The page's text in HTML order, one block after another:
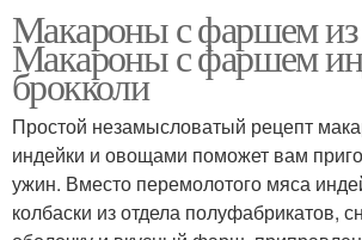
Макароны с фаршем из
Макароны с фаршем
брокколи
Простой незамысловатый рецепт
индейки и овощами поможет вам
ужин. Вместо перемолотого мяса
колбаски из отдела полуфабрикатов,